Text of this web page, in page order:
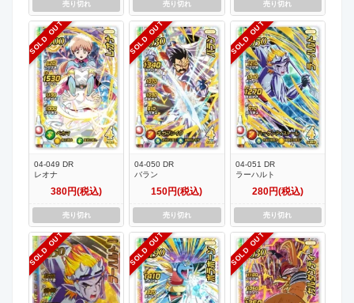
売り切れ 売り切れ 売り切れ
SOLD OUT
04-049 DR
レオナ
380円(税込)
売り切れ
SOLD OUT
04-050 DR
バラン
150円(税込)
売り切れ
SOLD OUT
04-051 DR
ラーハルト
280円(税込)
売り切れ
SOLD OUT SOLD OUT SOLD OUT